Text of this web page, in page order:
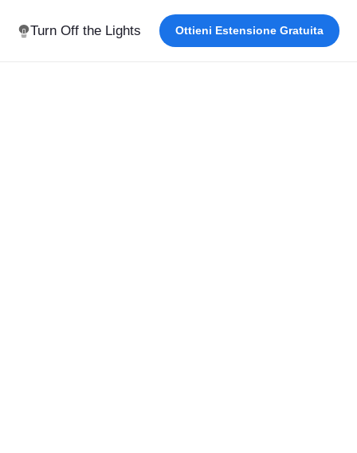
Turn Off the Lights Ottieni Estensione Gratuita